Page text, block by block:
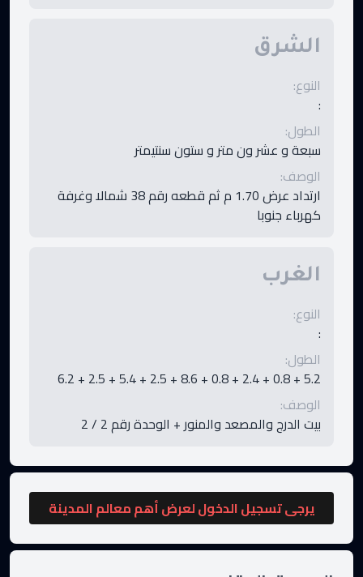
الشرق
النوع:
:
الطول:
سبعة و عشر ون متر و ستون سنتيمتر
الوصف:
ارتداد عرض 1.70 م ثم قطعه رقم 38 شمالا وغرفة
كهرباء جنوبا
الغرب
النوع:
:
الطول:
5.2 + 0.8 + 2.4 + 0.8 + 8.6 + 2.5 + 5.4 + 2.5 + 6.2
الوصف:
بيت الدرج والمصعد والمنور + الوحدة رقم 2 / 2
يرجى تسجيل الدخول لعرض أهم معالم المدينة